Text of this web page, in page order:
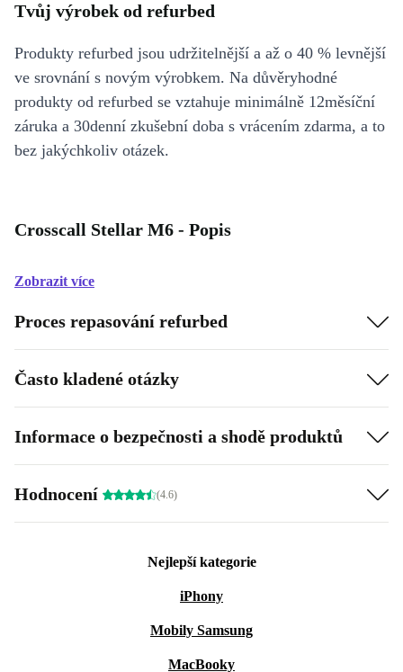
Tvůj výrobek od refurbed
Produkty refurbed jsou udržitelnější a až o 40 % levnější
ve srovnání s novým výrobkem. Na důvěryhodné
produkty od refurbed se vztahuje minimálně 12měsíční
záruka a 30denní zkušební doba s vrácením zdarma, a to
bez jakýchkoliv otázek.
Crosscall Stellar M6 - Popis
Zobrazit více
Proces repasování refurbed
Často kladené otázky
Informace o bezpečnosti a shodě produktů
Hodnocení (4.6)
Nejlepší kategorie
iPhony
Mobily Samsung
MacBooky